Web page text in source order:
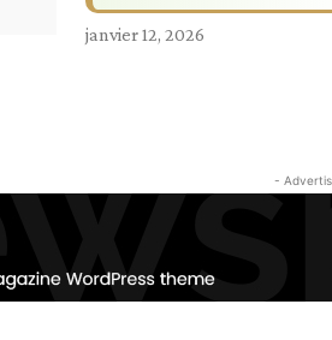
janvier 12, 2026
-